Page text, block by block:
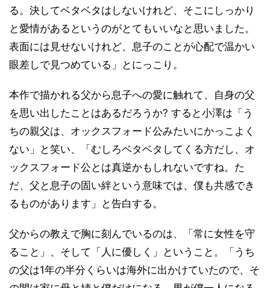
る。決してベタベタはしないけれど、そこにしっかり
と愛情があるというのがとてもいいなと思いました。
表面には見せないけれど、息子のことが心配で温かい
眼差しで見つめている」とにっこり。
本作で描かれる父から息子への愛に触れて、自身の父
を思い出したことはあるだろうか? すると小澤は「う
ちの親父は、オックスフォード公みたいにかっこよく
ない」と笑い、「むしろベタベタしてくる方だし、オ
ックスフォード公とは真逆かもしれないですね。た
だ、父と息子の固い絆という意味では、僕も共感でき
るものがあります」と告白する。
父からの教えで胸に刻んでいるのは、「常に女性を守
ること」、そして「人に優しく」ということ。「うち
の父は1年の半分くらいは海外に出かけていたので、そ